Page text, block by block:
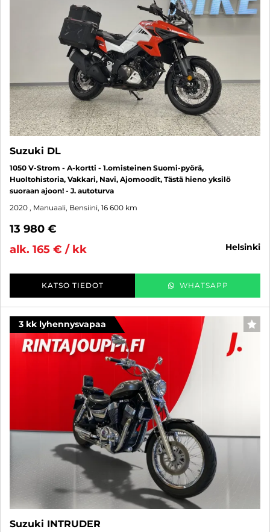
Suzuki DL
1050 V-Strom - A-kortti - 1.omisteinen Suomi-pyörä,
Huoltohistoria, Vakkari, Navi, Ajomoodit, Tästä hieno yksilö
suoraan ajoon! - J. autoturva
2020 , Manuaali, Bensiini, 16 600 km
13 980 €
alk. 165 € / kk
helsinki
KATSO TIEDOT WHATSAPP
3 kk lyhennysvapaa
Suzuki INTRUDER